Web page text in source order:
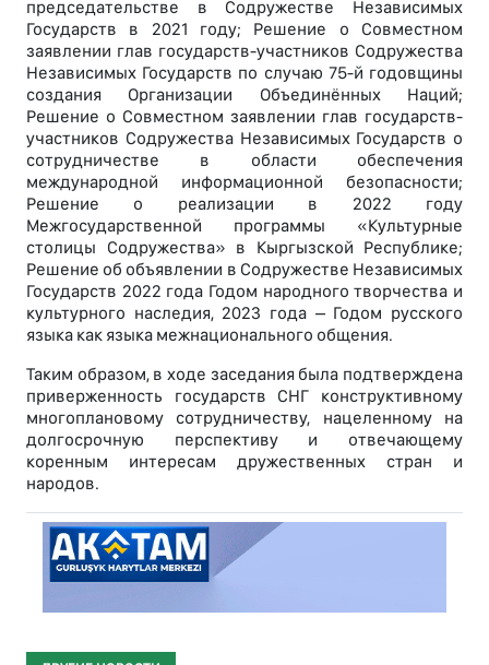
председательстве в Содружестве Независимых
Государств в 2021 году; Решение о Совместном
заявлении глав государств-участников Содружества
Независимых Государств по случаю 75-й годовщины
создания Организации Объединённых Наций;
Решение о Совместном заявлении глав государств-
участников Содружества Независимых Государств о
сотрудничестве в области обеспечения
международной информационной безопасности;
Решение о реализации в 2022 году
Межгосударственной программы «Культурные
столицы Содружества» в Кыргызской Республике;
Решение об объявлении в Содружестве Независимых
Государств 2022 года Годом народного творчества и
культурного наследия, 2023 года – Годом русского
языка как языка межнационального общения.
Таким образом, в ходе заседания была подтверждена
приверженность государств СНГ конструктивному
многоплановому сотрудничеству, нацеленному на
долгосрочную перспективу и отвечающему
коренным интересам дружественных стран и
народов.